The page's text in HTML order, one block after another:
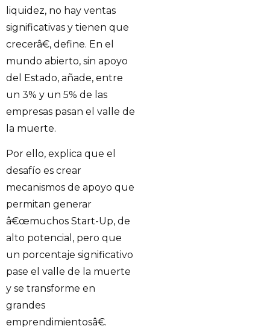
liquidez, no hay ventas
significativas y tienen que
crecerâ€, define. En el
mundo abierto, sin apoyo
del Estado, añade, entre
un 3% y un 5% de las
empresas pasan el valle de
la muerte.
Por ello, explica que el
desafío es crear
mecanismos de apoyo que
permitan generar
â€œmuchos Start-Up, de
alto potencial, pero que
un porcentaje significativo
pase el valle de la muerte
y se transforme en
grandes
emprendimientosâ€.